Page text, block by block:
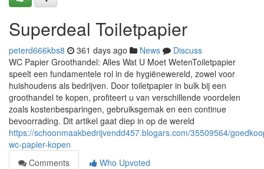
Superdeal Toiletpapier
peterd666kbs8 361 days ago News
Discuss
WC Papier Groothandel: Alles Wat U Moet WetenToiletpapier
speelt een fundamentele rol in de hygiënewereld, zowel voor
huishoudens als bedrijven. Door toiletpapier in bulk bij een
groothandel te kopen, profiteert u van verschillende voordelen
zoals kostenbesparingen, gebruiksgemak en een continue
bevoorrading. Dit artikel gaat diep in op de wereld
https://schoonmaakbedrijvendd457.blogars.com/35509564/
wc-papier-kopen
Comments
Who Upvoted